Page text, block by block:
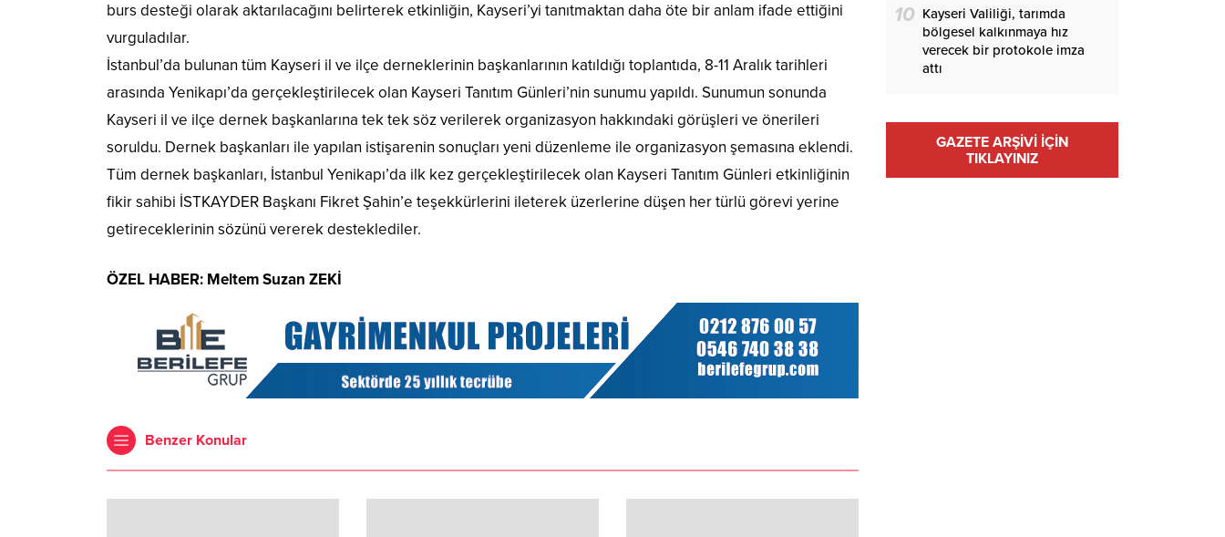
burs desteği olarak aktarılacağını belirterek etkinliğin, Kayseri’yi tanıtmaktan daha öte bir anlam ifade ettiğini
vurguladılar.
İstanbul’da bulunan tüm Kayseri il ve ilçe derneklerinin başkanlarının katıldığı toplantıda, 8-11 Aralık tarihleri
arasında Yenikapı’da gerçekleştirilecek olan Kayseri Tanıtım Günleri’nin sunumu yapıldı. Sunumun sonunda
Kayseri il ve ilçe dernek başkanlarına tek tek söz verilerek organizasyon hakkındaki görüşleri ve önerileri
soruldu. Dernek başkanları ile yapılan istişarenin sonuçları yeni düzenleme ile organizasyon şemasına eklendi.
Tüm dernek başkanları, İstanbul Yenikapı’da ilk kez gerçekleştirilecek olan Kayseri Tanıtım Günleri etkinliğinin
fikir sahibi İSTKAYDER Başkanı Fikret Şahin’e teşekkürlerini ileterek üzerlerine düşen her türlü görevi yerine
getireceklerinin sözünü vererek desteklediler.
ÖZEL HABER: Meltem Suzan ZEKİ
Benzer Konular
10 Kayseri Valiliği, tarımda
bölgesel kalkınmaya hız
verecek bir protokole imza
attı
GAZETE ARŞİVİ İÇİN
TIKLAYINIZ